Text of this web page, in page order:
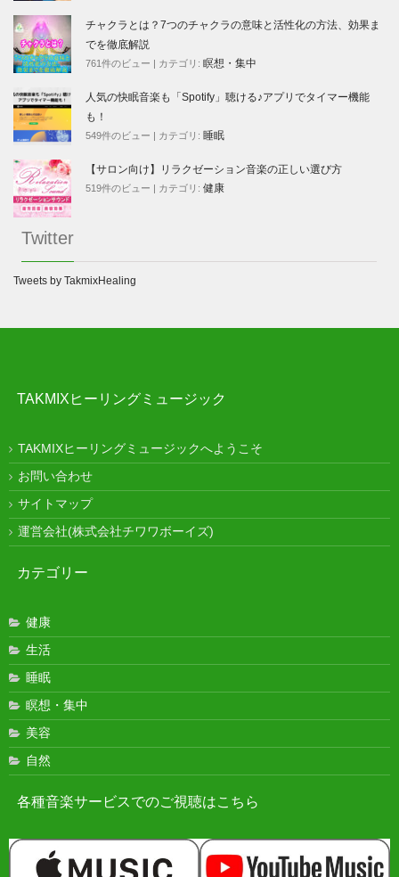
チャクラとは？7つのチャクラの意味と活性化の方法、効果ま
でを徹底解説
761件のビュー カテゴリ: 瞑想・集中
人気の快眠音楽も「Spotify」聴ける♪アプリでタイマー機能
も！
549件のビュー カテゴリ: 睡眠
【サロン向け】リラクゼーション音楽の正しい選び方
519件のビュー カテゴリ: 健康
Twitter
Tweets by TakmixHealing
TAKMIXヒーリングミュージック
TAKMIXヒーリングミュージックへようこそ
お問い合わせ
サイトマップ
運営会社(株式会社チワワボーイズ)
カテゴリー
健康
生活
睡眠
瞑想・集中
美容
自然
各種音楽サービスでのご視聴はこちら